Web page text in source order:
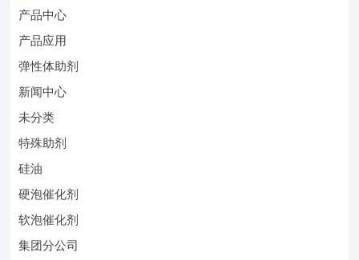
产品中心
产品应用
弹性体助剂
新闻中心
未分类
特殊助剂
硅油
硬泡催化剂
软泡催化剂
集团分公司